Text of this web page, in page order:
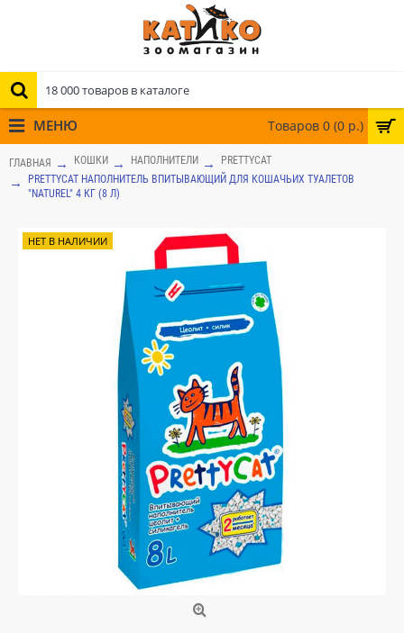
Товаров 0 (0 р.)
МЕНЮ
ГЛАВНАЯ КОШКИ НАПОЛНИТЕЛИ
PRETTYCAT
PRETTYCAT НАПОЛНИТЕЛЬ ВПИТЫВАЮЩИЙ ДЛЯ КОШАЧЬИХ ТУАЛЕТОВ
"NATUREL" 4 КГ (8 Л)
НЕТ В НАЛИЧИИ